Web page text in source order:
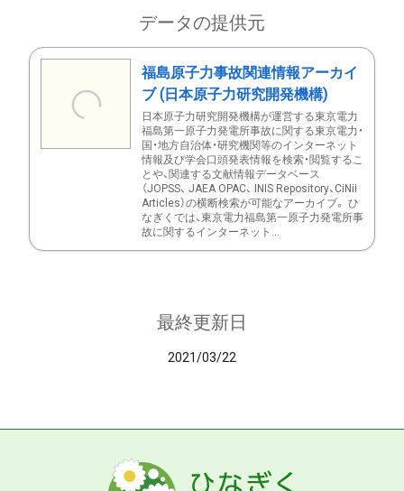
データの提供元
福島原子力事故関連情報アーカイ
ブ (日本原子力研究開発機構)
日本原子力研究開発機構が運営する東京電力
福島第一原子力発電所事故に関する東京電力・
国・地方自治体・研究機関等のインターネット
情報及び学会口頭発表情報を検索・閲覧するこ
とや、関連する文献情報データベース
（JOPSS、 JAEA OPAC、 INIS Repository、CiNii
Articles）の横断検索が可能なアーカイブ。 ひ
なぎくでは、東京電力福島第一原子力発電所事
故に関するインターネット...
最終更新日
2021/03/22